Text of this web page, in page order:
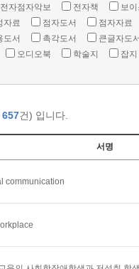
전자점자악보 전자책
보
자료
점자도서
점자자료
도서
촉각도서
큰글자도
오디오북 학술지 잡지
657건) 입니다.
서명
communication